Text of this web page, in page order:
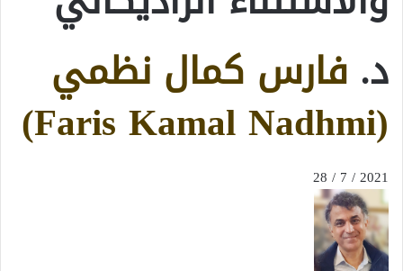
د. فارس كمال نظمي
(Faris Kamal Nadhmi)
2021 / 7 / 28